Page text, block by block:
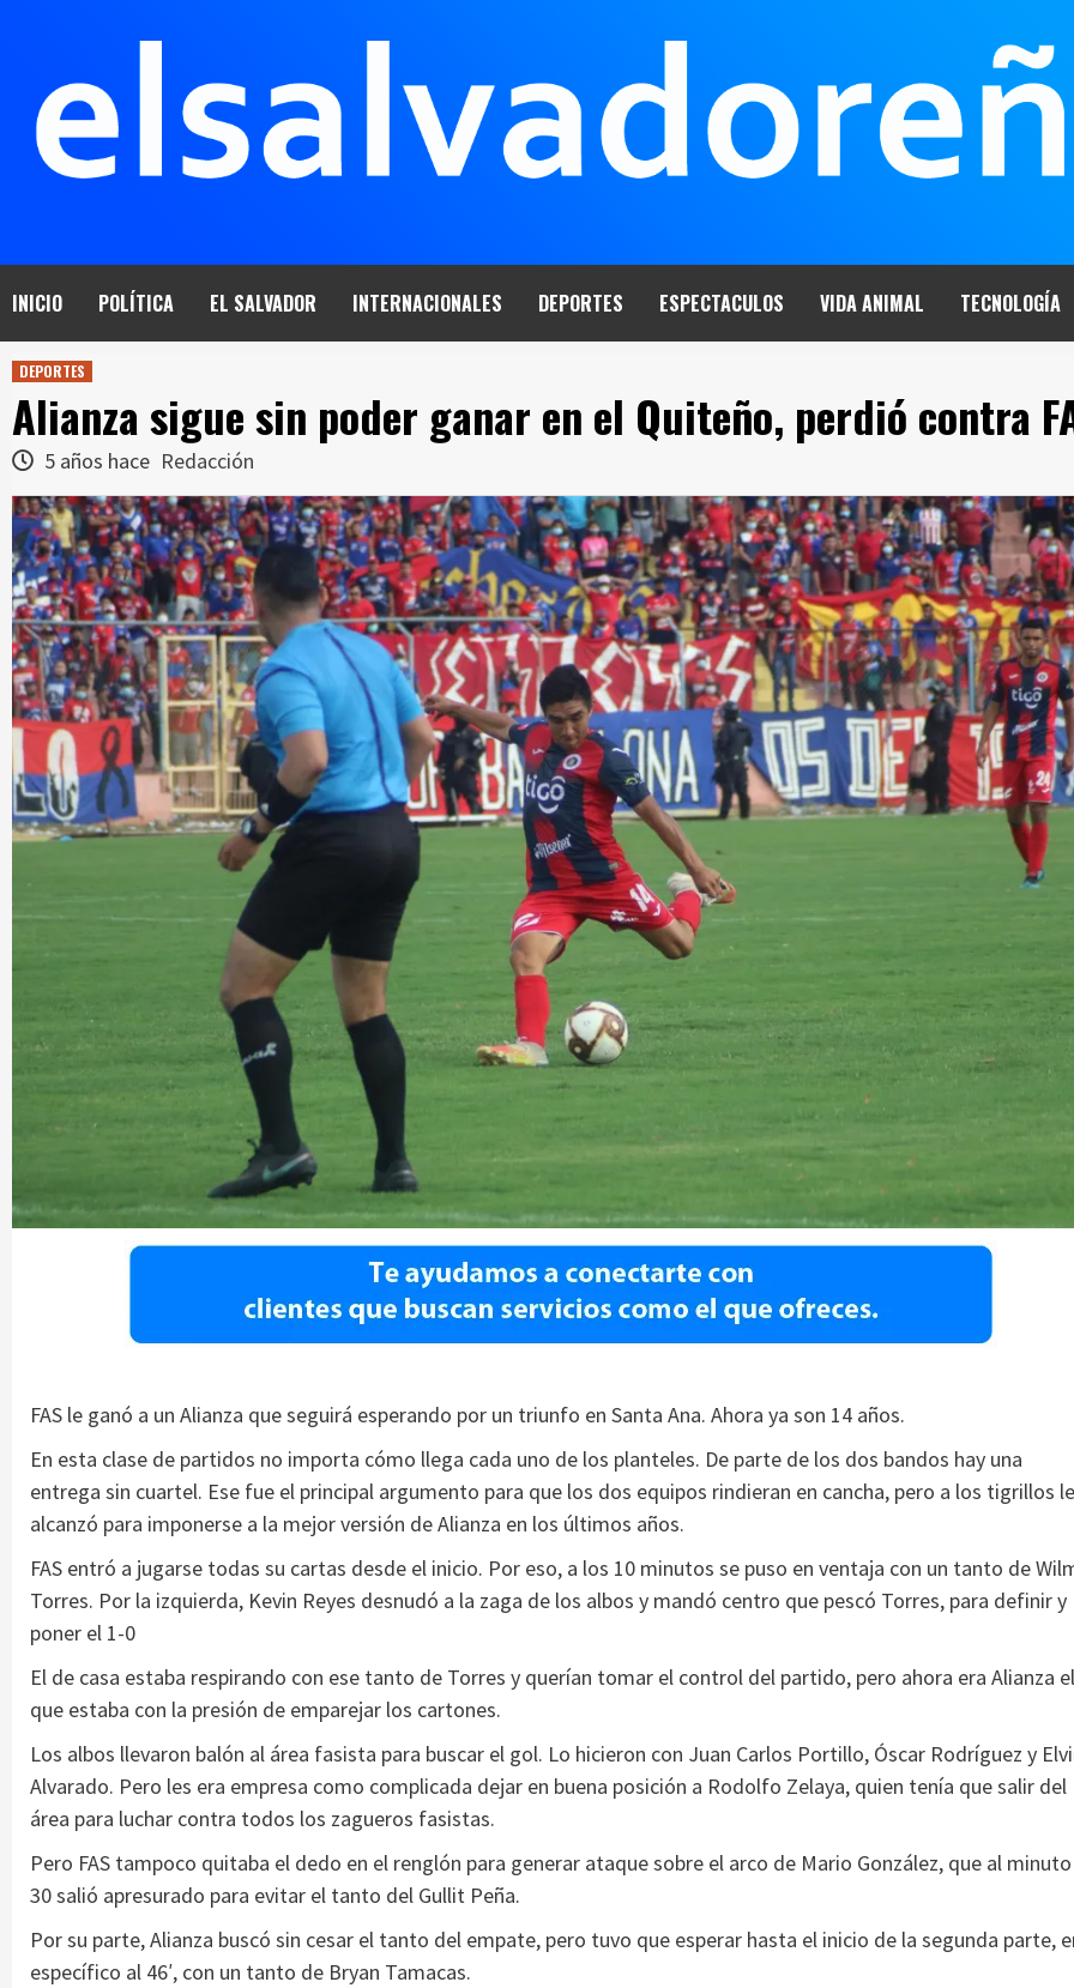
INICIO POLÍTICA EL SALVADOR INTERNACIONALES DEPORTES ESPECTACULOS VIDA ANIMAL TECNOLOGÍA
DEPORTES
Alianza sigue sin poder ganar en el Quiteño, perdió contra
5 años hace Redacción
FAS le ganó a un Alianza que seguirá esperando por un triunfo en Santa Ana. Ahora ya son 14 años.
En esta clase de partidos no importa cómo llega cada uno de los planteles. De parte de los dos bandos hay una
entrega sin cuartel. Ese fue el principal argumento para que los dos equipos rindieran en cancha, pero a los tigrillos
alcanzó para imponerse a la mejor versión de Alianza en los últimos años.
FAS entró a jugarse todas su cartas desde el inicio. Por eso, a los 10 minutos se puso en ventaja con un tanto de
Torres. Por la izquierda, Kevin Reyes desnudó a la zaga de los albos y mandó centro que pescó Torres, para definir y
poner el 1-0
El de casa estaba respirando con ese tanto de Torres y querían tomar el control del partido, pero ahora era Alianza el
que estaba con la presión de emparejar los cartones.
Los albos llevaron balón al área fasista para buscar el gol. Lo hicieron con Juan Carlos Portillo, Óscar Rodríguez y
Alvarado. Pero les era empresa como complicada dejar en buena posición a Rodolfo Zelaya, quien tenía que salir del
área para luchar contra todos los zagueros fasistas.
Pero FAS tampoco quitaba el dedo en el renglón para generar ataque sobre el arco de Mario González, que al minuto
30 salió apresurado para evitar el tanto del Gullit Peña.
Por su parte, Alianza buscó sin cesar el tanto del empate, pero tuvo que esperar hasta el inicio de la segunda parte,
específico al 46′, con un tanto de Bryan Tamacas.